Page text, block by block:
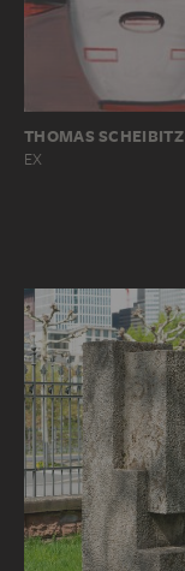
THOMAS SCHEIBITZ
EX